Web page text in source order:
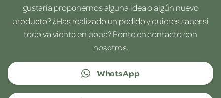
gustaría proponernos alguna idea o algún nuevo
producto? ¿Has realizado un pedido y quieres saber si
todo va viento en popa? Ponte en contacto con
nosotros.
WhatsApp